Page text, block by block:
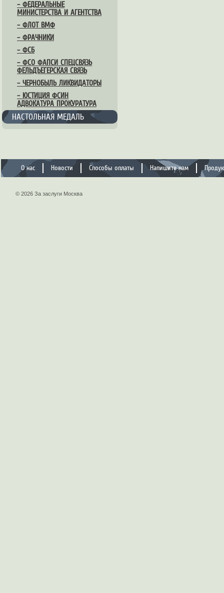
– ФЕДЕРАЛЬНЫЕ
МИНИСТЕРСТВА И АГЕНТСТВА
– ФЛОТ ВМФ
– ФРАЧНИКИ
– ФСБ
– ФСО ФАПСИ СПЕЦСВЯЗЬ
ФЕЛЬДЪЕГЕРСКАЯ СВЯЗЬ
– ЧЕРНОБЫЛЬ ЛИКВИДАТОРЫ
– ЮСТИЦИЯ ФСИН
АДВОКАТУРА ПРОКУРАТУРА
НАСТОЛЬНАЯ МЕДАЛЬ
О нас Новости Способы оплаты Напишите нам
© 2026 За заслуги Москва